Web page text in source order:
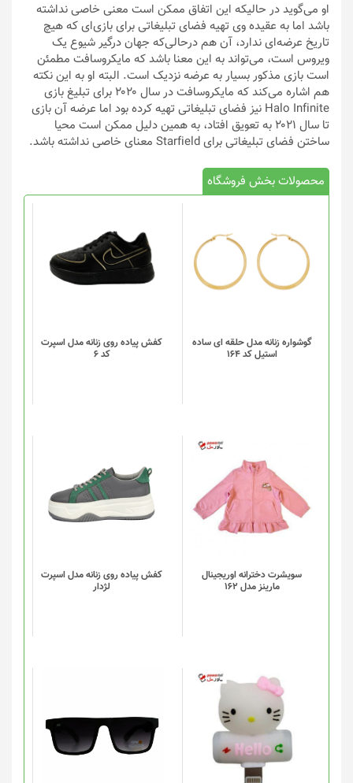
او می‌گوید در حالیکه این اتفاق ممکن است معنی خاصی نداشته
باشد اما به عقیده وی تهیه فضای تبلیغاتی برای بازی‌ای که هیچ
تاریخ عرضه‌ای ندارد، آن هم درحالی‌که جهان درگیر شیوع یک
ویروس است، می‌تواند به این معنا باشد که مایکروسافت مطمئن
است بازی مذکور بسیار به عرضه نزدیک است. البته او به این نکته
هم اشاره می‌کند که مایکروسافت در سال ۲۰۲۰ برای تبلیغ بازی
Halo Infinite نیز فضای تبلیغاتی تهیه کرده بود اما عرضه آن بازی
تا سال ۲۰۲۱ به تعویق افتاد، به همین دلیل ممکن است محیا
ساختن فضای تبلیغاتی برای Starfield معنای خاصی نداشته باشد.
محصولات بخش فروشگاه
گوشواره زنانه مدل حلقه ای ساده
استیل کد 164
محصول
دارای
انواع
مختلفی
گزینه
ها
محصول
انتخاب
شوند
کفش پیاده روی زنانه مدل اسپرت
کد 6
سویشرت دخترانه اوریجینال
مارینز مدل 162
کفش پیاده روی زنانه مدل اسپرت
لژدار
محصول
دارای
انواع
مختلفی
گزینه
ها